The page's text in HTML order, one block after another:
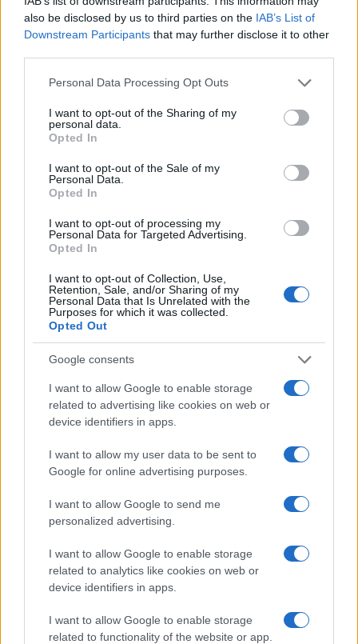
also be disclosed by us to third parties on the IAB’s List of
Downstream Participants that may further disclose it to other
Please note that this website/app uses one or more Google
not limited to your visit or usage behaviour. You may click to
grant or deny consent to Google and its third-party tags to
use your data for below specified purposes in below Google
consent section.
Personal Data Processing Opt Outs
I want to opt-out of the Sharing of my
personal data.
Opted In
I want to opt-out of the Sale of my
Personal Data.
Opted In
I want to opt-out of processing my
Personal Data for Targeted Advertising.
Opted In
I want to opt-out of Collection, Use,
Retention, Sale, and/or Sharing of my
Personal Data that Is Unrelated with the
Purposes for which it was collected.
Opted Out
Google consents
I want to allow Google to enable storage
related to advertising like cookies on web or
device identifiers in apps.
I want to allow my user data to be sent to
Google for online advertising purposes.
I want to allow Google to send me
personalized advertising.
I want to allow Google to enable storage
related to analytics like cookies on web or
device identifiers in apps.
I want to allow Google to enable storage
related to functionality of the website or app.
Sigue leyendo
SALUD Y ALIMENTACIÓN
Explorando las similitudes y diferencias entre la
gastronomía peruana y ecuatoriana
SALUD Y ALIMENTACIÓN